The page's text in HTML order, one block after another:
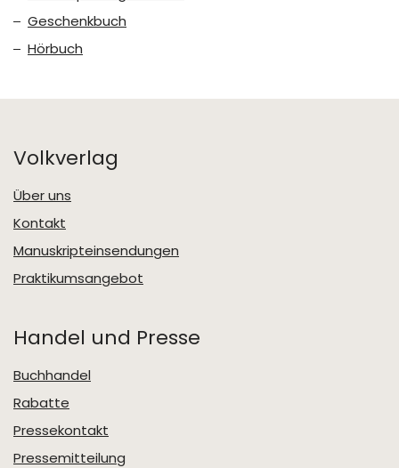
Geschenkbuch
Hörbuch
Volkverlag
Über uns
Kontakt
Manuskripteinsendungen
Praktikumsangebot
Handel und Presse
Buchhandel
Rabatte
Pressekontakt
Pressemitteilung